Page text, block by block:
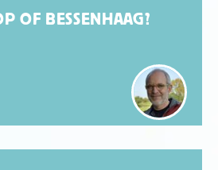
OF BESSENHAAG?